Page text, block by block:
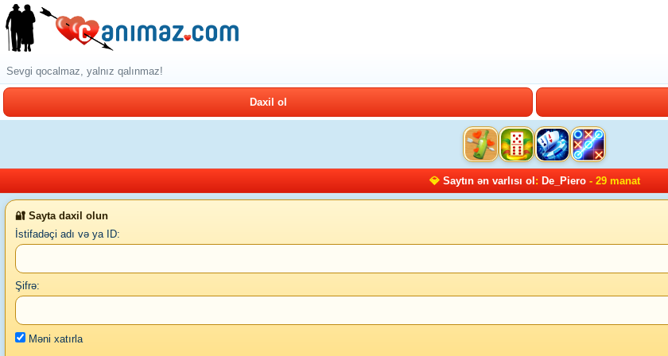
Sevgi qocalmaz, yalnız qalınmaz!
Daxil ol
💎 Saytın ən varlısı ol : De_Piero- 29 manat
🔐 Sayta daxil olun
İstifadəçi adı və ya ID:
Şifrə:
Məni xatırla